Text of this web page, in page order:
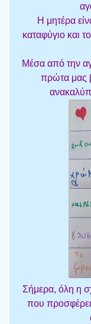
Η μητέρα
καταφύγιο και
Μέσα από την
πρώτα μας
Σήμερα, όλη η
που προσφέρει